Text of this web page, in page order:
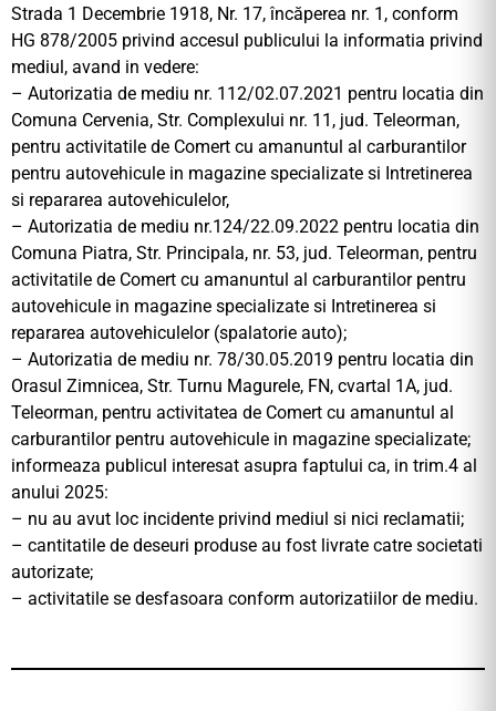
Strada 1 Decembrie 1918, Nr. 17, încăperea nr. 1, conform
HG 878/2005 privind accesul publicului la informatia privind
mediul, avand in vedere:
– Autorizatia de mediu nr. 112/02.07.2021 pentru locatia din
Comuna Cervenia, Str. Complexului nr. 11, jud. Teleorman,
pentru activitatile de Comert cu amanuntul al carburantilor
pentru autovehicule in magazine specializate si Intretinerea
si repararea autovehiculelor,
– Autorizatia de mediu nr.124/22.09.2022 pentru locatia din
Comuna Piatra, Str. Principala, nr. 53, jud. Teleorman, pentru
activitatile de Comert cu amanuntul al carburantilor pentru
autovehicule in magazine specializate si Intretinerea si
repararea autovehiculelor (spalatorie auto);
– Autorizatia de mediu nr. 78/30.05.2019 pentru locatia din
Orasul Zimnicea, Str. Turnu Magurele, FN, cvartal 1A, jud.
Teleorman, pentru activitatea de Comert cu amanuntul al
carburantilor pentru autovehicule in magazine specializate;
informeaza publicul interesat asupra faptului ca, in trim.4 al
anului 2025:
– nu au avut loc incidente privind mediul si nici reclamatii;
– cantitatile de deseuri produse au fost livrate catre societati
autorizate;
– activitatile se desfasoara conform autorizatiilor de mediu.